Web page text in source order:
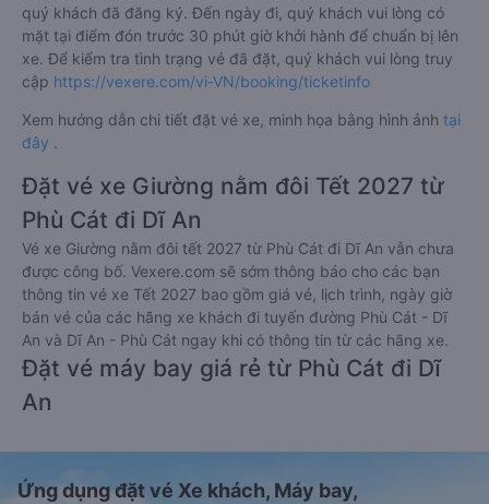
quý khách đã đăng ký. Đến ngày đi, quý khách vui lòng có
mặt tại điểm đón trước 30 phút giờ khởi hành để chuẩn bị lên
xe. Để kiểm tra tình trạng vé đã đặt, quý khách vui lòng truy
cập https://vexere.com/vi-VN/booking/ticketinfo
Xem hướng dẫn chi tiết đặt vé xe, minh họa bằng hình ảnh tại
đây .
Đặt vé xe Giường nằm đôi Tết 2027 từ
Phù Cát đi Dĩ An
Vé xe Giường nằm đôi tết 2027 từ Phù Cát đi Dĩ An vẫn chưa
được công bố. Vexere.com sẽ sớm thông báo cho các bạn
thông tin vé xe Tết 2027 bao gồm giá vé, lịch trình, ngày giờ
bán vé của các hãng xe khách đi tuyến đường Phù Cát - Dĩ
An và Dĩ An - Phù Cát ngay khi có thông tin từ các hãng xe.
Đặt vé máy bay giá rẻ từ Phù Cát đi Dĩ
An
Ứng dụng đặt vé Xe khách, Máy bay,